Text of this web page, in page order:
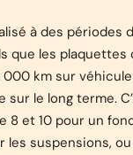
à des périodes
que les
km sur
le long terme.
et 10 pour un
suspensions,